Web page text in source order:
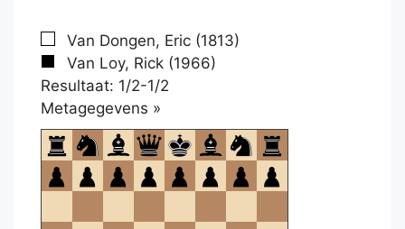
Van Dongen, Eric (1813)
Van Loy, Rick (1966)
Resultaat: 1/2-1/2
Metagegevens »
om
te
openen.